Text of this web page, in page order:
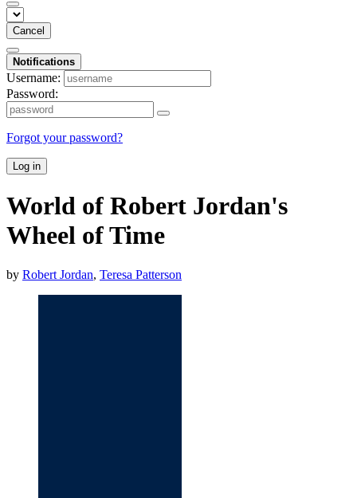
Cancel
Notifications
Username:
Password:
Forgot your password?
Log in
World of Robert Jordan's
Wheel of Time
by Robert Jordan, Teresa Patterson